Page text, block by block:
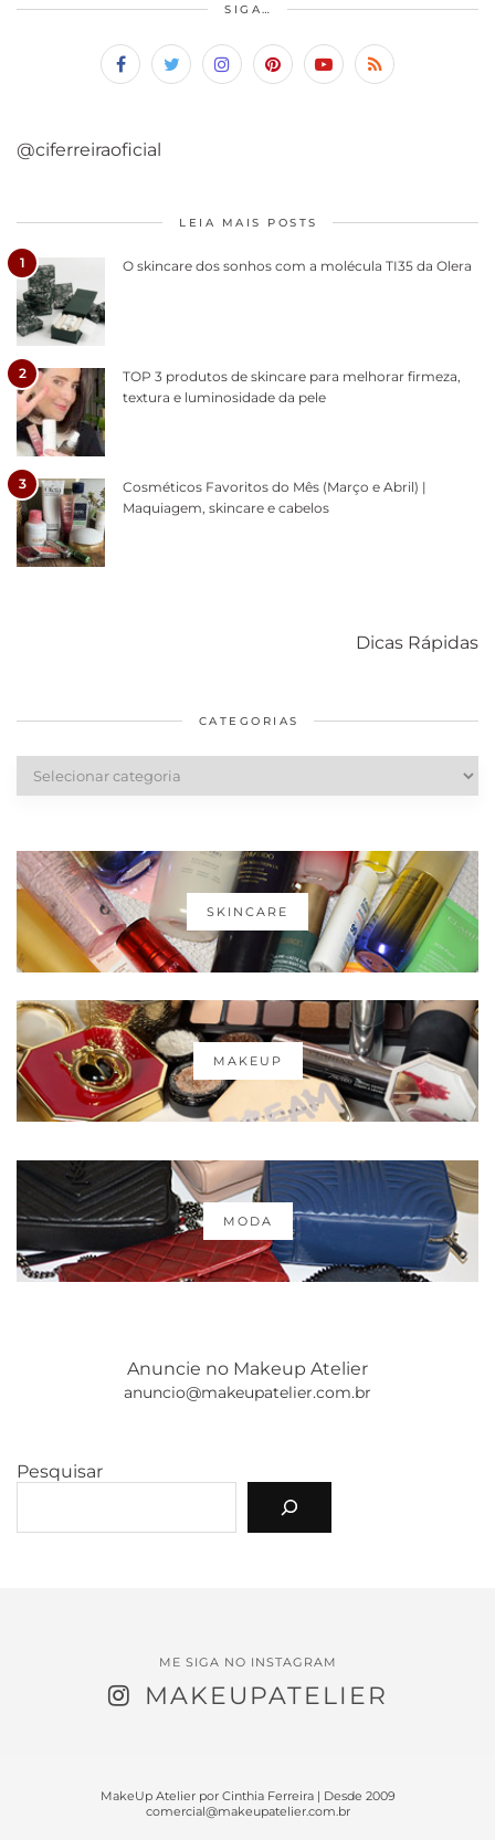
SIGA…
@ciferreiraoficial
LEIA MAIS POSTS
1 O skincare dos sonhos com a molécula TI35 da Olera
2
TOP 3 produtos de skincare para melhorar firmeza,
textura e luminosidade da pele
3
Cosméticos Favoritos do Mês (Março e Abril) |
Maquiagem, skincare e cabelos
Dicas Rápidas
diários
cabelos
CATEGORIAS
Categorias
SKINCARE
MAKEUP
MODA
Anuncie no Makeup Atelier
anuncio@makeupatelier.com.br
Pesquisar
ME SIGA NO INSTAGRAM
MAKEUPATELIER
MakeUp Atelier por Cinthia Ferreira | Desde 2009
comercial@makeupatelier.com.br